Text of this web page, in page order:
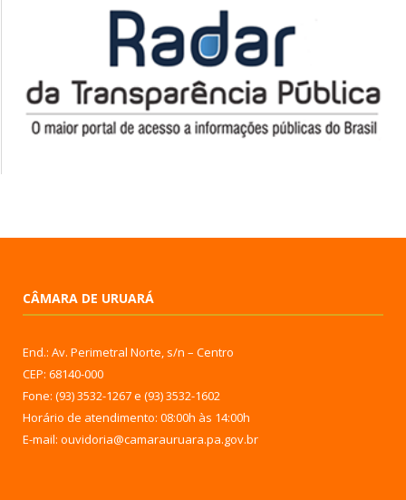
CÂMARA DE URUARÁ
End.: Av. Perimetral Norte, s/n – Centro
CEP: 68140-000
Fone: (93) 3532-1267 e (93) 3532-1602
Horário de atendimento: 08:00h às 14:00h
E-mail: ouvidoria@camarauruara.pa.gov.br